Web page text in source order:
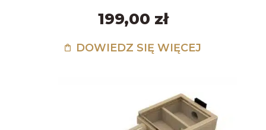
199,00 zł
DOWIEDZ SIĘ WIĘCEJ